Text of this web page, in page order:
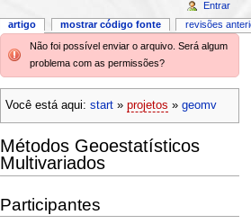
Não foi possível enviar o arquivo. Será algum
problema com as permissões?
Você está aqui: start» projetos » geomv
Métodos Geoestatísticos
Multivariados
Participantes
artigo mostrar código fonte revisões
Entrar